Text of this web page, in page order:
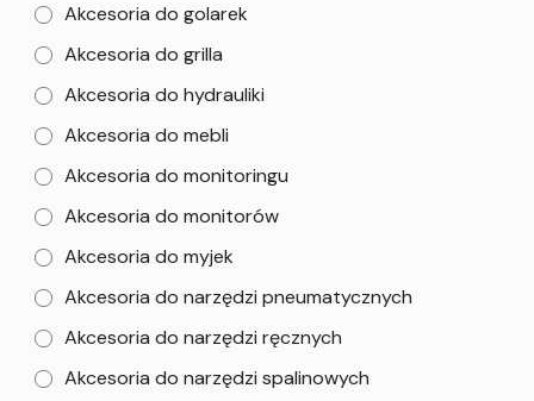
Akcesoria do golarek
Akcesoria do grilla
Akcesoria do hydrauliki
Akcesoria do mebli
Akcesoria do monitoringu
Akcesoria do monitorów
Akcesoria do myjek
Akcesoria do narzędzi pneumatycznych
Akcesoria do narzędzi ręcznych
Akcesoria do narzędzi spalinowych